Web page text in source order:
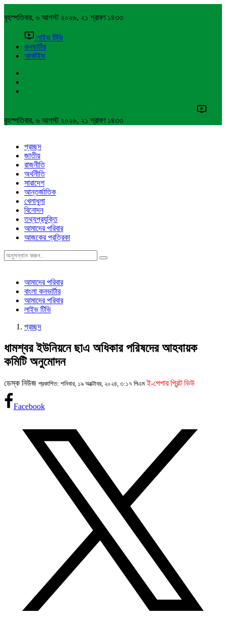
বৃহস্পতিবার, ৬ আগস্ট ২০২৬, ২১ শ্রাবণ ১৪৩৩
লাইভ টিভি
কনভার্টার
আর্কাইভ
বৃহস্পতিবার, ৬ আগস্ট ২০২৬, ২১ শ্রাবণ ১৪৩৩
প্রচ্ছদ
জাতীয়
রাজনীতি
অর্থনীতি
সারাদেশ
আন্তর্জাতিক
খেলাধুলা
বিনোদন
তথ্যপ্রযুক্তি
আমাদের পরিবার
আজকের প্রত্রিকা
আমাদের পরিবার
বাংলা কনভার্টার
আমাদের পরিবার
লাইভ টিভি
প্রচ্ছদ
ধামশ্বর ইউনিয়নে ছাএ অধিকার পরিষদের আহবায়ক
কমিটি অনুমোদন
ডেস্ক নিউজ প্রকাশিত: শনিবার, ১৯ অক্টোবর, ২০২৪, ৩:১৭ পিএম ই-পেপার প্রিন্ট ভিউ
Facebook